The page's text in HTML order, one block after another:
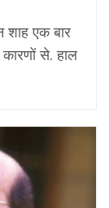
शाह एक बार
से. हाल